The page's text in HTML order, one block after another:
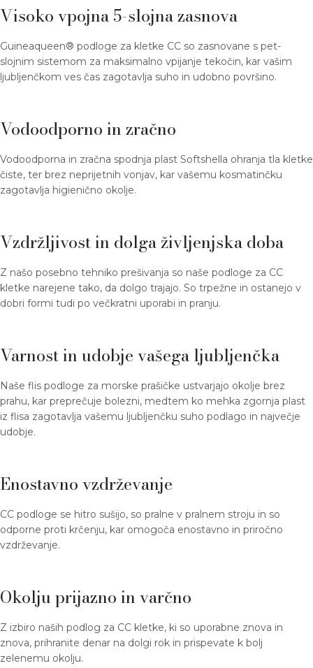
Visoko vpojna 5-slojna zasnova
Guineaqueen® podloge za kletke CC so zasnovane s pet-
slojnim sistemom za maksimalno vpijanje tekočin, kar vašim
ljubljenčkom ves čas zagotavlja suho in udobno površino.
Vodoodporno in zračno
Vodoodporna in zračna spodnja plast Softshella ohranja tla kletke
čiste, ter brez neprijetnih vonjav, kar vašemu kosmatinčku
zagotavlja higienično okolje.
Vzdržljivost in dolga življenjska doba
Z našo posebno tehniko prešivanja so naše podloge za CC
kletke narejene tako, da dolgo trajajo. So trpežne in ostanejo v
dobri formi tudi po večkratni uporabi in pranju.
Varnost in udobje vašega ljubljenčka
Naše flis podloge za morske prašičke ustvarjajo okolje brez
prahu, kar preprečuje bolezni, medtem ko mehka zgornja plast
iz flisa zagotavlja vašemu ljubljenčku suho podlago in največje
udobje.
Enostavno vzdrževanje
CC podloge se hitro sušijo, so pralne v pralnem stroju in so
odporne proti krčenju, kar omogoča enostavno in priročno
vzdrževanje.
Okolju prijazno in varčno
Z izbiro naših podlog za CC kletke, ki so uporabne znova in
znova, prihranite denar na dolgi rok in prispevate k bolj
zelenemu okolju.